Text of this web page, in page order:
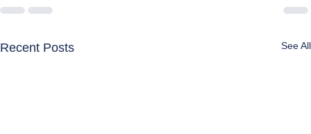
Recent Posts See All